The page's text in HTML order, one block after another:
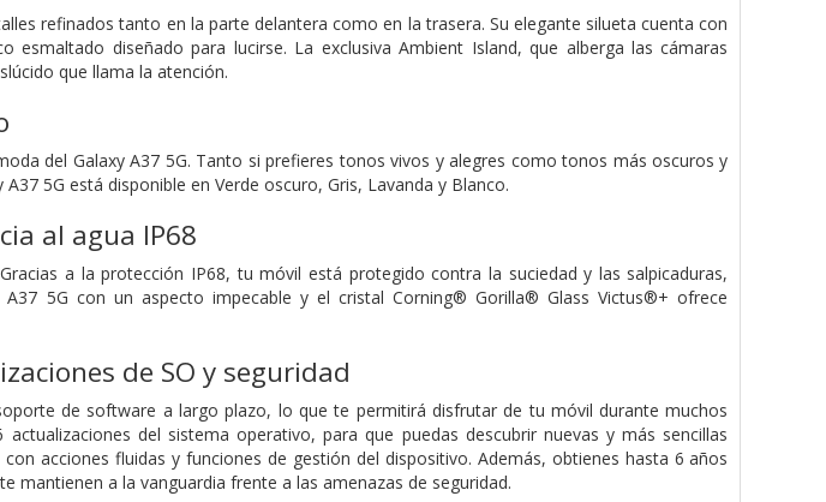
refinados tanto en la parte delantera como en la trasera. Su elegante silueta cuenta con
esmaltado diseñado para lucirse. La exclusiva Ambient Island, que alberga las cámaras
que llama la atención.
del Galaxy A37 5G. Tanto si prefieres tonos vivos y alegres como tonos más oscuros y
5G está disponible en Verde oscuro, Gris, Lavanda y Blanco.
al agua IP68
a la protección IP68, tu móvil está protegido contra la suciedad y las salpicaduras,
5G con un aspecto impecable y el cristal Corning® Gorilla® Glass Victus®+ ofrece
de SO y seguridad
de software a largo plazo, lo que te permitirá disfrutar de tu móvil durante muchos
del sistema operativo, para que puedas descubrir nuevas y más sencillas
acciones fluidas y funciones de gestión del dispositivo. Además, obtienes hasta 6 años
mantienen a la vanguardia frente a las amenazas de seguridad.